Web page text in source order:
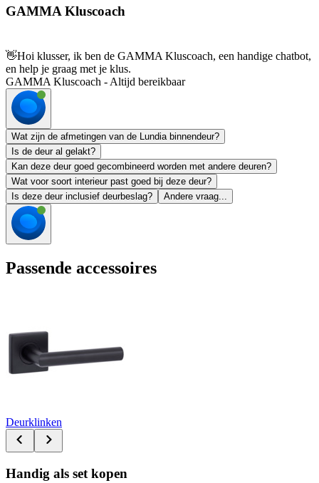
GAMMA Kluscoach
👋Hoi klusser, ik ben de GAMMA Kluscoach, een handige chatbot,
en help je graag met je klus.
GAMMA Kluscoach - Altijd bereikbaar
Wat zijn de afmetingen van de Lundia binnendeur?
Is de deur al gelakt?
Kan deze deur goed gecombineerd worden met andere deuren?
Wat voor soort interieur past goed bij deze deur?
Is deze deur inclusief deurbeslag?
Andere vraag...
Passende accessoires
Deurklinken
Handig als set kopen